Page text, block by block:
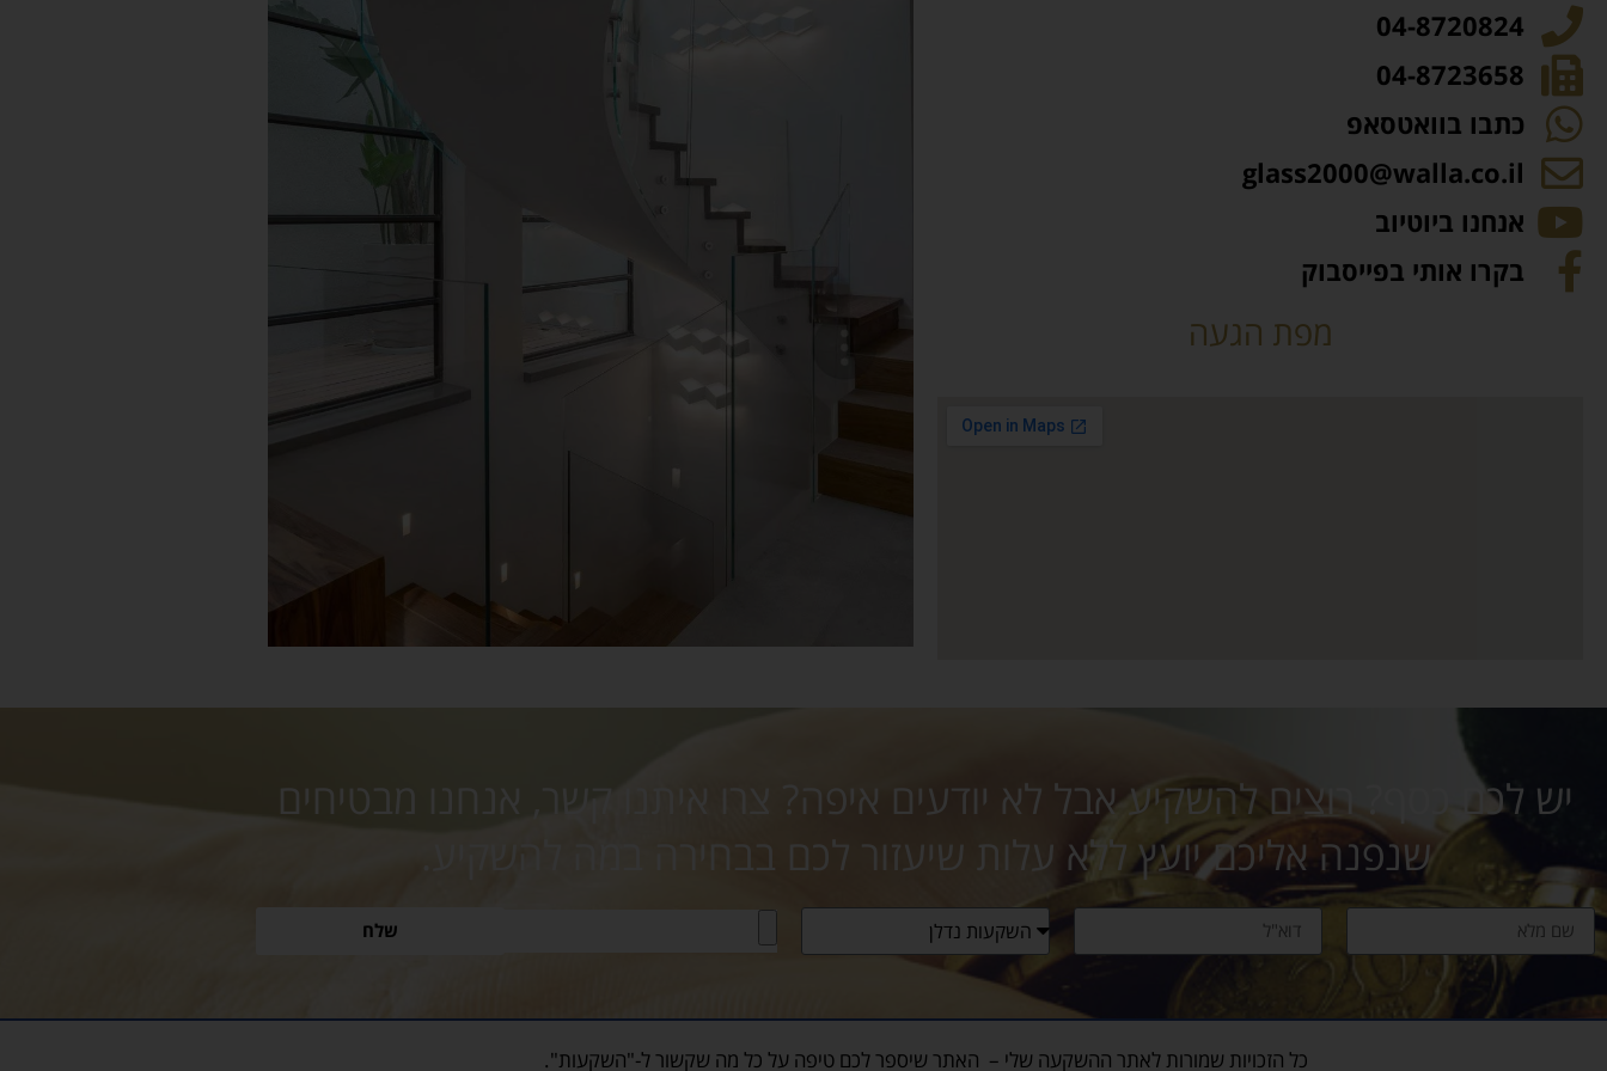
04-8720824
04-8723658
כתבו בוואטסאפ
glass2000@walla.co.il
אנחנו ביוטיוב
בקרו אותי בפייסבוק
מפת הגעה
יש לכם כסף? רוצים להשקיע אבל לא יודעים איפה? צרו איתנו קשר, אנחנו מבטיחים
שנפנה אליכם יועץ ללא עלות שיעזור לכם בבחירה במה להשקיע.
שלח
כל הזכויות שמורות לאתר ההשקעה שלי – האתר שיספר לכם טיפה על כל מה שקשור ל-"השקעות".